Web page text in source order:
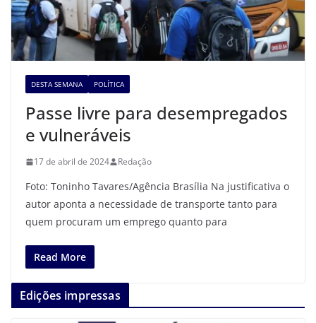
DESTA SEMANA POLÍTICA
Passe livre para desempregados
e vulneráveis
17 de abril de 2024 Redação
Foto: Toninho Tavares/Agência Brasília Na justificativa o
autor aponta a necessidade de transporte tanto para
quem procuram um emprego quanto para
Read More
Edições impressas